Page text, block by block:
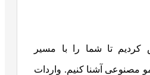
تا شما را با مسیر
مصنوعی آشنا کنیم. واردات